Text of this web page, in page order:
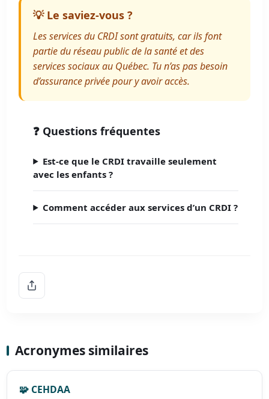
💡 Le saviez-vous ?
Les services du CRDI sont gratuits, car ils font
partie du réseau public de la santé et des
services sociaux au Québec. Tu n’as pas besoin
d’assurance privée pour y avoir accès.
❓ Questions fréquentes
Est-ce que le CRDI travaille seulement
avec les enfants ?
Comment accéder aux services d’un CRDI ?
Acronymes similaires
🧩 CEHDAA